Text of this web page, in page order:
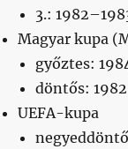
3.:
Magyar kupa
győztes:
döntős:
UEFA-kupa